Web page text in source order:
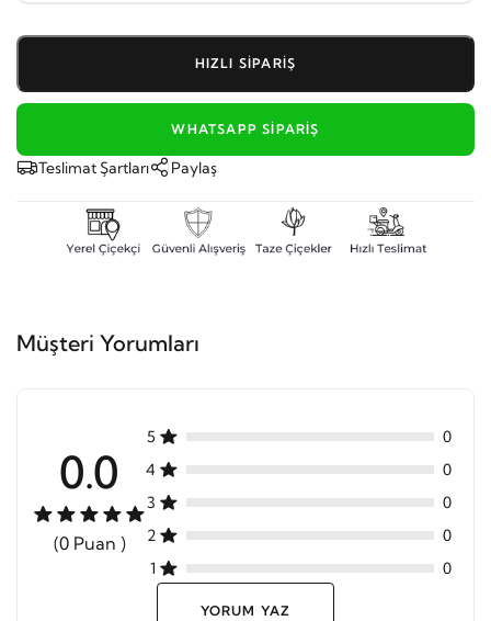
HIZLI SIPARIŞ
WHATSAPP SIPARIŞ
Teslimat Şartları Paylaş
Müşteri Yorumları
0.0
(0 Puan )
5
0
4
0
3
0
2
0
1
0
YORUM YAZ